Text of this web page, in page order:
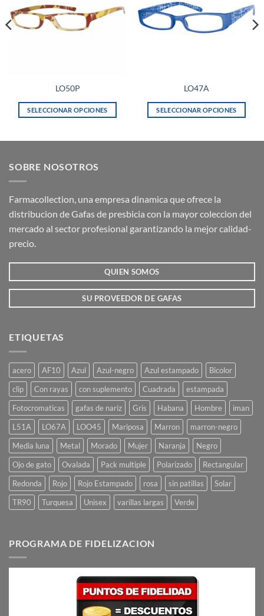
deseos
LO50P
SELECCIONAR OPCIONES
variantes.
opciones
se
elegir
de
producto
lista de
deseos
LO47A
SELECCIONAR OPCIONES
opciones
elegir
de
SOBRE NOSOTROS
Farmacollection, una empresa dinamica que ofrece la
distribucion de Gafas de presbicia con la mayor coleccion del
mercado al sector profesional garantizando la mejor calidad-
precio.
QUIEN SOMOS
SU PROVEEDOR DE GAFAS
ETIQUETAS
acero AF10 Azul Azul-negro Azul estampado
Bicolor
clip
Con rayas con suplemento Cuadrada
estampada
Fotocromaticas
gafas de nariz Gris Habana Hombre
iman
L51A
LO67A LOO45 Mariposa Marron
marron-negro
Media luna
Metal Morado Mujer Naranja
Negro
Ojo de gato
Ovalada Pack multiple Polarizado
Rectangular
Redonda
Rojo Rojo Estampado rosa sin patillas
Solar
TR90
Turquesa Unisex varillas largas Verde
PROGRAMA DE FIDELIZACION